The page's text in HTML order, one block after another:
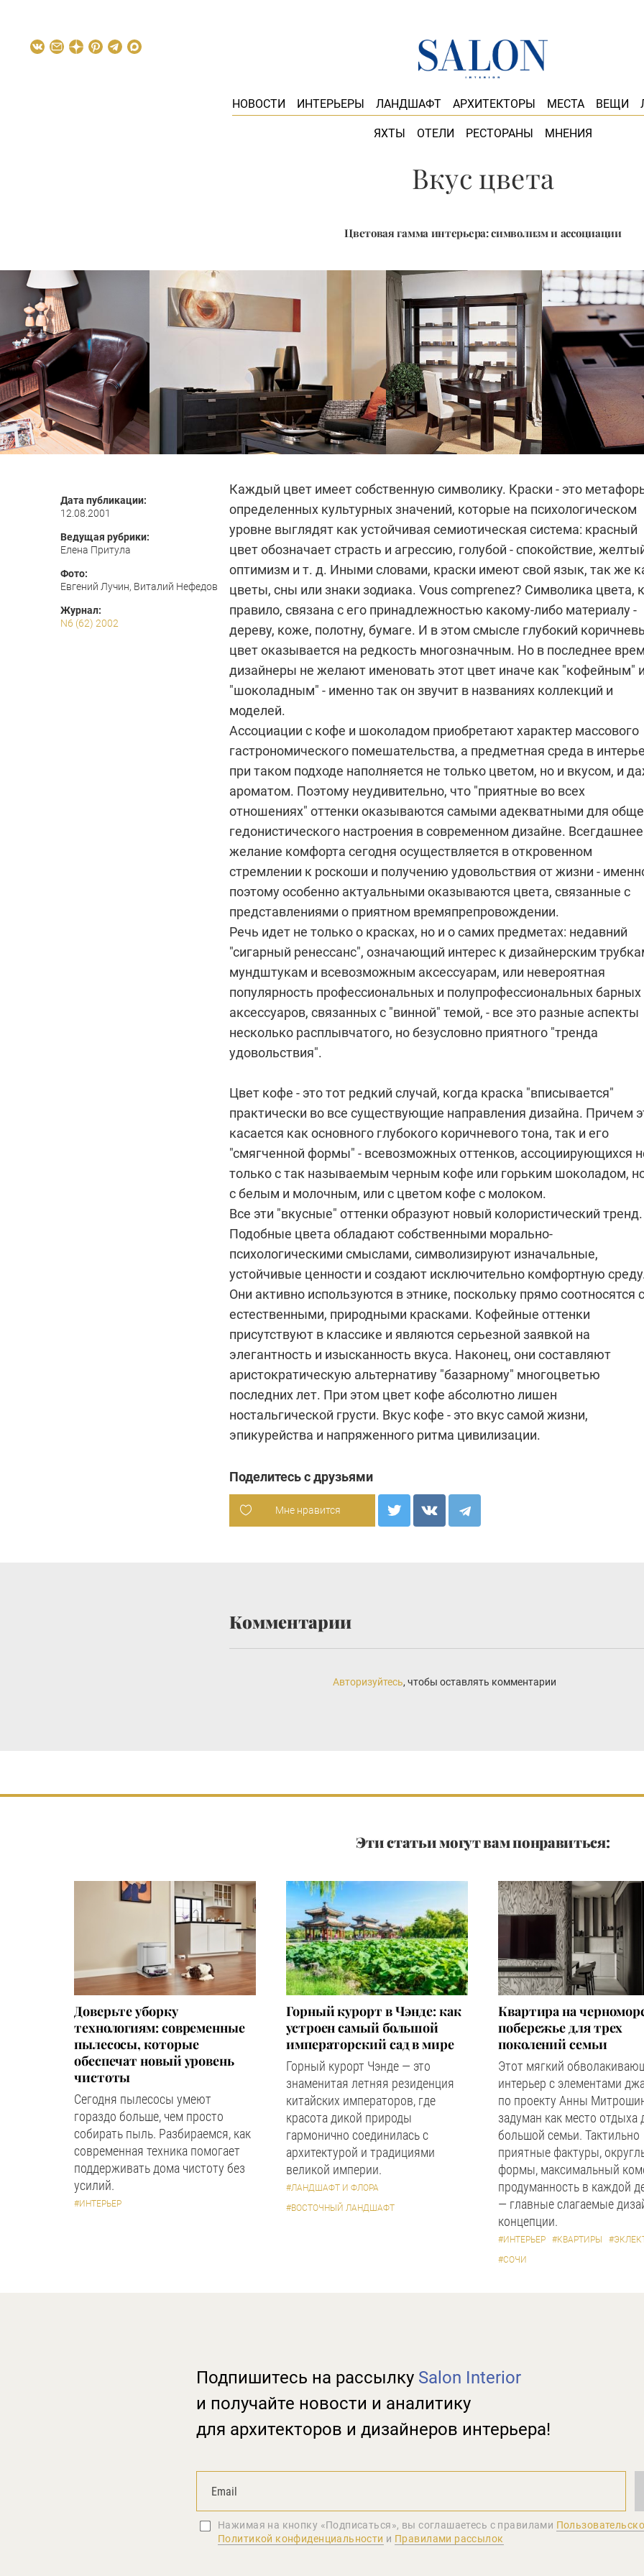
НОВОСТИ ИНТЕРЬЕРЫ ЛАНДШАФТ АРХИТЕКТОРЫ МЕСТА ВЕЩИ
ЯХТЫ ОТЕЛИ РЕСТОРАНЫ МНЕНИЯ
Вкус цвета
Цветовая гамма интерьера: символизм и ассоциации
Дата публикации:
12.08.2001
Ведущая рубрики:
Елена Притула
Фото:
Евгений Лучин, Виталий Нефедов
Журнал:
N6 (62) 2002
Каждый цвет имеет собственную символику. Краски - это
определенных культурных значений, которые на психологическом
уровне выглядят как устойчивая семиотическая система: красный
цвет обозначает страсть и агрессию, голубой - спокойствие,
оптимизм и т. д. Иными словами, краски имеют свой язык, так же
цветы, сны или знаки зодиака. Vous comprenez? Символика цвета,
правило, связана с его принадлежностью какому-либо материалу -
дереву, коже, полотну, бумаге. И в этом смысле глубокий
цвет оказывается на редкость многозначным. Но в последнее
дизайнеры не желают именовать этот цвет иначе как "кофейным"
"шоколадным" - именно так он звучит в названиях коллекций и
моделей.
Ассоциации с кофе и шоколадом приобретают характер массового
гастрономического помешательства, а предметная среда в
при таком подходе наполняется не только цветом, но и вкусом, и
ароматом. Поэтому неудивительно, что "приятные во всех
отношениях" оттенки оказываются самыми адекватными для
гедонистического настроения в современном дизайне. Всегдашнее
желание комфорта сегодня осуществляется в откровенном
стремлении к роскоши и получению удовольствия от жизни -
поэтому особенно актуальными оказываются цвета, связанные с
представлениями о приятном времяпрепровождении.
Речь идет не только о красках, но и о самих предметах: недавний
"сигарный ренессанс", означающий интерес к дизайнерским
мундштукам и всевозможным аксессуарам, или невероятная
популярность профессиональных и полупрофессиональных барных
аксессуаров, связанных с "винной" темой, - все это разные аспекты
несколько расплывчатого, но безусловно приятного "тренда
удовольствия".
Цвет кофе - это тот редкий случай, когда краска "вписывается"
практически во все существующие направления дизайна. Причем
касается как основного глубокого коричневого тона, так и его
"смягченной формы" - всевозможных оттенков, ассоциирующихся
только с так называемым черным кофе или горьким шоколадом,
с белым и молочным, или с цветом кофе с молоком.
Все эти "вкусные" оттенки образуют новый колористический тренд.
Подобные цвета обладают собственными морально-
психологическими смыслами, символизируют изначальные,
устойчивые ценности и создают исключительно комфортную
Они активно используются в этнике, поскольку прямо соотносятся с
естественными, природными красками. Кофейные оттенки
присутствуют в классике и являются серьезной заявкой на
элегантность и изысканность вкуса. Наконец, они составляют
аристократическую альтернативу "базарному" многоцветью
последних лет. При этом цвет кофе абсолютно лишен
ностальгической грусти. Вкус кофе - это вкус самой жизни,
эпикурейства и напряженного ритма цивилизации.
Поделитесь с друзьями
Мне нравится
Комментарии
Авторизуйтесь, чтобы оставлять комментарии
Эти статьи могут вам понравиться:
Доверьте уборку
технологиям: современные
пылесосы, которые
обеспечат новый уровень
чистоты
Сегодня пылесосы умеют
гораздо больше, чем просто
собирать пыль. Разбираемся, как
современная техника помогает
поддерживать дома чистоту без
усилий.
#ИНТЕРЬЕР
Горный курорт в Чэнде: как
устроен самый большой
императорский сад в мире
Горный курорт Чэнде — это
знаменитая летняя резиденция
китайских императоров, где
красота дикой природы
гармонично соединилась с
архитектурой и традициями
великой империи.
#ЛАНДШАФТ И ФЛОРА
#ВОСТОЧНЫЙ ЛАНДШАФТ
Квартира на
побережье для трех
поколений семьи
Этот мягкий
интерьер с элементами
по проекту Анны
задуман как место отдыха
большой семьи. Тактильно
приятные фактуры,
формы, максимальный
продуманность в каждой
— главные слагаемые
концепции.
#ИНТЕРЬЕР #КВАРТИРЫ
#СОЧИ
Подпишитесь на рассылку Salon Interior
и получайте новости и аналитику
для архитекторов и дизайнеров интерьера!
Нажимая на кнопку «Подписаться», вы соглашаетеcь с правилами
Политикой конфиденциальности и Правилами рассылок